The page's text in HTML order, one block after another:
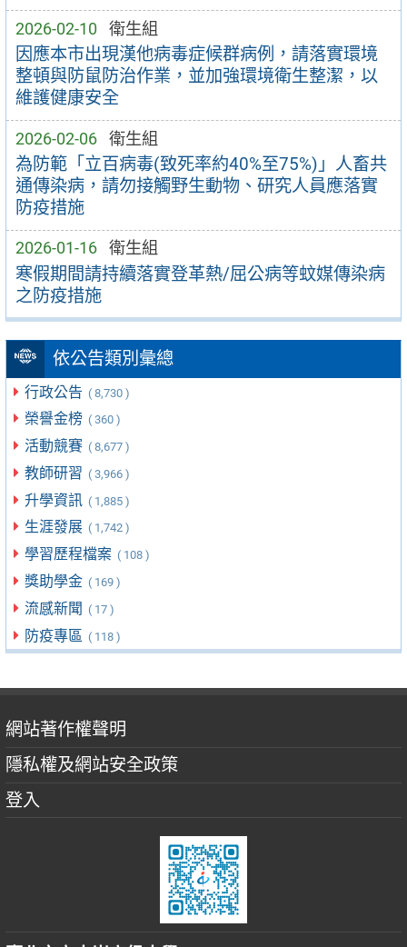
2026-02-10 衛生組
因應本市出現漢他病毒症候群病例，請落實環境
整頓與防鼠防治作業，並加強環境衛生整潔，以
維護健康安全
2026-02-06 衛生組
為防範「立百病毒(致死率約40%至75%)」人畜共
通傳染病，請勿接觸野生動物、研究人員應落實
防疫措施
2026-01-16 衛生組
寒假期間請持續落實登革熱/屈公病等蚊媒傳染病
之防疫措施
依公告類別彙總
行政公告 ( 8,730 )
榮譽金榜 ( 360 )
活動競賽 ( 8,677 )
教師研習 ( 3,966 )
升學資訊 ( 1,885 )
生涯發展 ( 1,742 )
學習歷程檔案 ( 108 )
獎助學金 ( 169 )
流感新聞 ( 17 )
防疫專區 ( 118 )
網站著作權聲明
隱私權及網站安全政策
登入